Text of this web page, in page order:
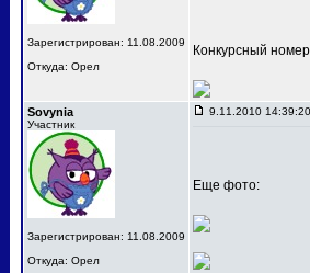
Зарегистрирован: 11.08.2009
Откуда: Орел
Конкурсный
Sovynia
Участник
Зарегистрирован: 11.08.2009
Откуда: Орел
9.11.2010 14:39:20
Еще фото: